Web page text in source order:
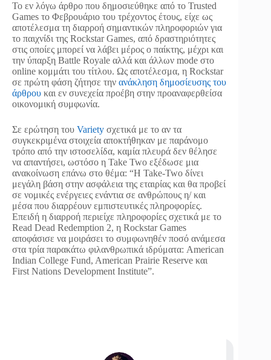
Το εν λόγω άρθρο που δημοσιεύθηκε από το Trusted
Games το Φεβρουάριο του τρέχοντος έτους, είχε ως
αποτέλεσμα τη διαρροή σημαντικών πληροφοριών για
το παιχνίδι της Rockstar Games, από δραστηριότητες
στις οποίες μπορεί να λάβει μέρος ο παίκτης, μέχρι και
την ύπαρξη Battle Royale αλλά και άλλων mode στο
online κομμάτι του τίτλου. Ως αποτέλεσμα, η Rockstar
σε πρώτη φάση ζήτησε την ανάκληση δημοσίευσης του
άρθρου και εν συνεχεία προέβη στην προαναφερθείσα
οικονομική συμφωνία.
Σε ερώτηση του Variety σχετικά με το αν τα
συγκεκριμένα στοιχεία αποκτήθηκαν με παράνομο
τρόπο από την ιστοσελίδα, καμία πλευρά δεν θέλησε
να απαντήσει, ωστόσο η Take Two εξέδωσε μια
ανακοίνωση επάνω στο θέμα: “Η Take-Two δίνει
μεγάλη βάση στην ασφάλεια της εταιρίας και θα προβεί
σε νομικές ενέργειες ενάντια σε ανθρώπους η/ και
μέσα που διαρρέουν εμπιστευτικές πληροφορίες.
Επειδή η διαρροή περιείχε πληροφορίες σχετικά με το
Read Dead Redemption 2, η Rockstar Games
αποφάσισε να μοιράσει το συμφωνηθέν ποσό ανάμεσα
στα τρία παρακάτω φιλανθρωπικά ιδρύματα: American
Indian College Fund, American Prairie Reserve και
First Nations Development Institute”.